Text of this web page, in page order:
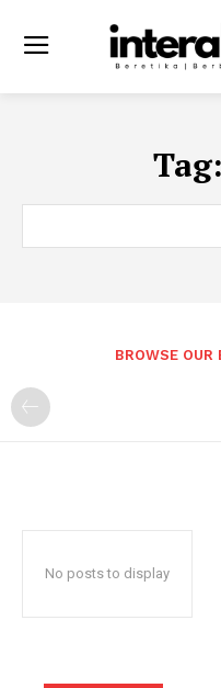
Tag:
BROWSE OUR
No posts to display